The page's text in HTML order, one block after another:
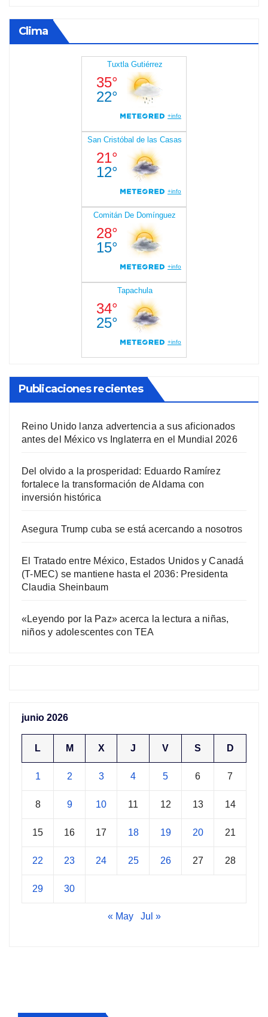
Clima
Publicaciones recientes
Reino Unido lanza advertencia a sus aficionados
antes del México vs Inglaterra en el Mundial 2026
Del olvido a la prosperidad: Eduardo Ramírez
fortalece la transformación de Aldama con
inversión histórica
Asegura Trump cuba se está acercando a nosotros
El Tratado entre México, Estados Unidos y Canadá
(T-MEC) se mantiene hasta el 2036: Presidenta
Claudia Sheinbaum
«Leyendo por la Paz» acerca la lectura a niñas,
niños y adolescentes con TEA
junio 2026
L M X J V S D
1 2 3 4 5 6 7
8 9 10 11 12 13 14
15 16 17 18 19 20 21
22 23 24 25 26 27 28
29 30
« May Jul »